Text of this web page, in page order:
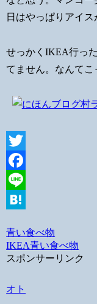
日はやっぱりアイス
せっかくIKEA行っ
てません。なんてこ
Twitter
Facebook
Line
青い食べ物
IKEA青い食べ物
スポンサーリンク
オト